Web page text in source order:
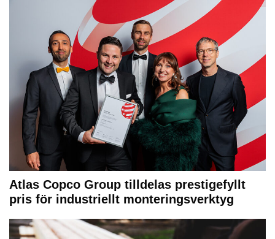
Atlas Copco Group tilldelas prestigefyllt
pris för industriellt monteringsverktyg